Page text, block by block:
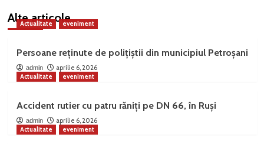
Alte articole
Actualitate eveniment
Persoane reținute de polițiștii din municipiul Petroșani
admin
aprilie 6, 2026
Actualitate
eveniment
Accident rutier cu patru răniți pe DN 66, în Ruși
admin
aprilie 6, 2026
Actualitate
eveniment